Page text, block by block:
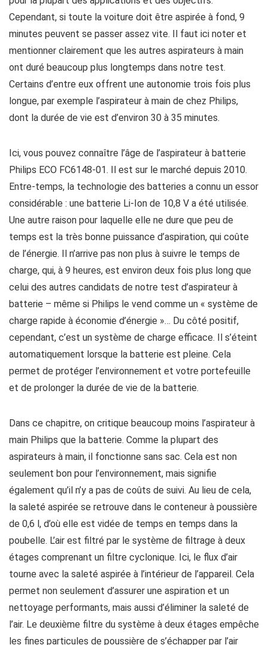
Cependant, si toute la voiture doit être aspirée à fond, 9
minutes peuvent se passer assez vite. Il faut ici noter et
mentionner clairement que les autres aspirateurs à main
ont duré beaucoup plus longtemps dans notre test.
Certains d’entre eux offrent une autonomie trois fois plus
longue, par exemple l’aspirateur à main de chez Philips,
dont la durée de vie est d’environ 30 à 35 minutes.
Ici, vous pouvez connaître l’âge de l’aspirateur à batterie
Philips ECO FC6148-01. Il est sur le marché depuis 2010.
Entre-temps, la technologie des batteries a connu un essor
considérable : une batterie Li-Ion de 10,8 V a été utilisée.
Une autre raison pour laquelle elle ne dure que peu de
temps est la très bonne puissance d’aspiration, qui coûte
de l’énergie. Il n’arrive pas non plus à suivre le temps de
charge, qui, à 9 heures, est environ deux fois plus long que
celui des autres candidats de notre test d’aspirateur à
batterie – même si Philips le vend comme un « système de
charge rapide à économie d’énergie »… Du côté positif,
cependant, c’est un système de charge efficace. Il s’éteint
automatiquement lorsque la batterie est pleine. Cela
permet de protéger l’environnement et votre portefeuille
et de prolonger la durée de vie de la batterie.
Dans ce chapitre, on critique beaucoup moins l’aspirateur à
main Philips que la batterie. Comme la plupart des
aspirateurs à main, il fonctionne sans sac. Cela est non
seulement bon pour l’environnement, mais signifie
également qu’il n’y a pas de coûts de suivi. Au lieu de cela,
la saleté aspirée se retrouve dans le conteneur à poussière
de 0,6 l, d’où elle est vidée de temps en temps dans la
poubelle. L’air est filtré par le système de filtrage à deux
étages comprenant un filtre cyclonique. Ici, le flux d’air
tourne avec la saleté aspirée à l’intérieur de l’appareil. Cela
permet non seulement d’assurer une aspiration et un
nettoyage performants, mais aussi d’éliminer la saleté de
l’air. Le deuxième filtre du système à deux étages empêche
les fines particules de poussière de s’échapper par l’air